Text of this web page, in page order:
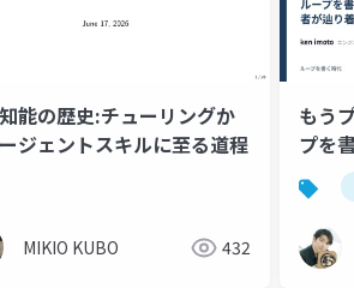
能の歴史:チューリングか
ジェントスキルに至る道程
MIKIO KUBO 432
もう
プを
/goal